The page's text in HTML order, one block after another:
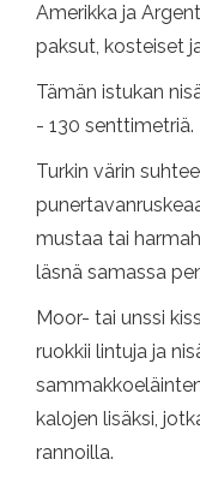
Amerikka ja
paksut, kosteiset
Tämän istukan
- 130 senttimetriä.
Turkin värin
mustaa tai
läsnä samassa
Moor- tai unssi
ruokkii lintuja ja
kalojen lisäksi,
rannoilla.